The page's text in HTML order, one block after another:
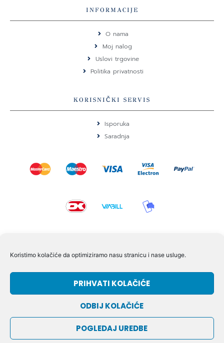
Koristimo kolačiće da optimiziramo nasu stranicu i nase usluge.
PRIHVATI KOLAČIĆE
ODBIJ KOLAČIĆE
POGLEDAJ UREDBE
e
b
o
o
k
t
a
g
r
a
m
INFORMACIJE
O nama
Moj nalog
Uslovi trgovine
Politika privatnosti
KORISNIČKI SERVIS
Isporuka
Saradnja
Volmersvej 11 6000 Kolding Danska
+45 60609846
CVR Nr. 42779997